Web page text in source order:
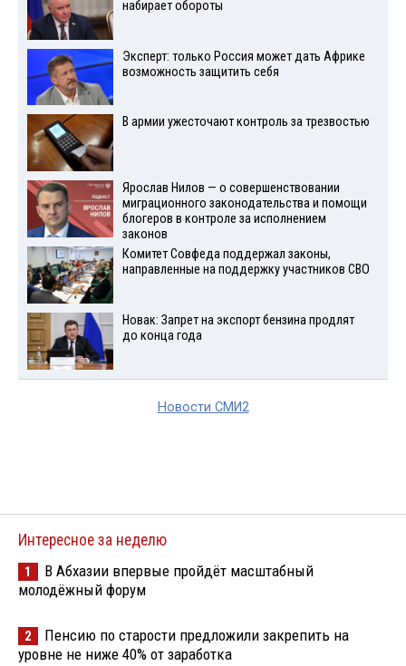
набирает обороты
Эксперт: только Россия может дать Африке
возможность защитить себя
В армии ужесточают контроль за трезвостью
Ярослав Нилов — о совершенствовании
миграционного законодательства и помощи
блогеров в контроле за исполнением
законов
Комитет Совфеда поддержал законы,
направленные на поддержку участников СВО
Новак: Запрет на экспорт бензина продлят
до конца года
Новости СМИ2
Интересное за неделю
1
В Абхазии впервые пройдёт масштабный
молодёжный форум
2
Пенсию по старости предложили закрепить на
уровне не ниже 40% от заработка